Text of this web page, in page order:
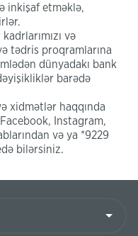
inkişaf etməklə,
və
tədris proqramlarına
dünyadakı bank
barədə
xidmətlər haqqında
Facebook, Instagram,
və ya *9229
bilərsiniz.